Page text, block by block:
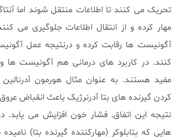
تحریک می کنند تا اطلاعات منتقل شوند اما
مهار کرده و از انتقال اطلاعات جلوگیری می
آگونیست ها رقابت کرده و درنتیجه عمل
کنند. در کاربرد های درمانی هم آگونیست ها
مفید هستند. به عنوان مثال هورمون
کردن گیرنده های بتا آدرنرژیک باعث انقباض
نتیجه این اتفاق٬ فشار خون افزایش